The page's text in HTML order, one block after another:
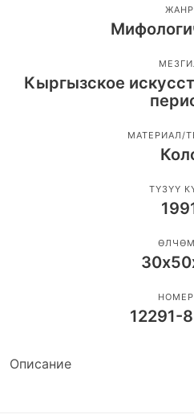
ЖАНР
Кыргызское
МАТЕРИАЛ/
ТҮЗҮҮ
12291-
Описание